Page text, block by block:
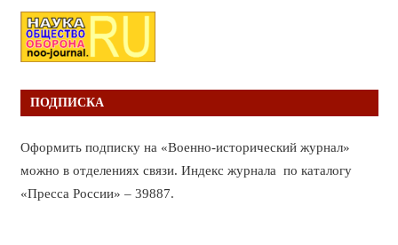
ПОДПИСКА
Оформить подписку на «Военно-исторический журнал»
можно в отделениях связи. Индекс журнала по каталогу
«Пресса России» – 39887.